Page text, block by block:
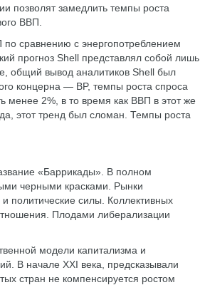
позволят замедлить темпы роста
ВВП.
сравнению с энергопотреблением
прогноз Shell представлял собой лишь
общий вывод аналитиков Shell был
концерна — BP, темпы роста спроса
менее 2%, в то время как ВВП в этот же
этот тренд был сломан. Темпы роста
«Баррикады». В полном
черными красками. Рынки
политические силы. Коллективных
Плодами либерализации
модели капитализма и
В начале XXI века, предсказывали
стран не компенсируется ростом